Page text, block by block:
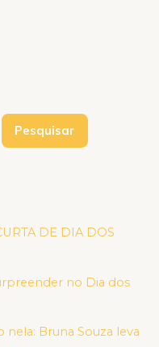
Pesquisar
DE DIA DOS
no Dia dos
Bruna Souza leva